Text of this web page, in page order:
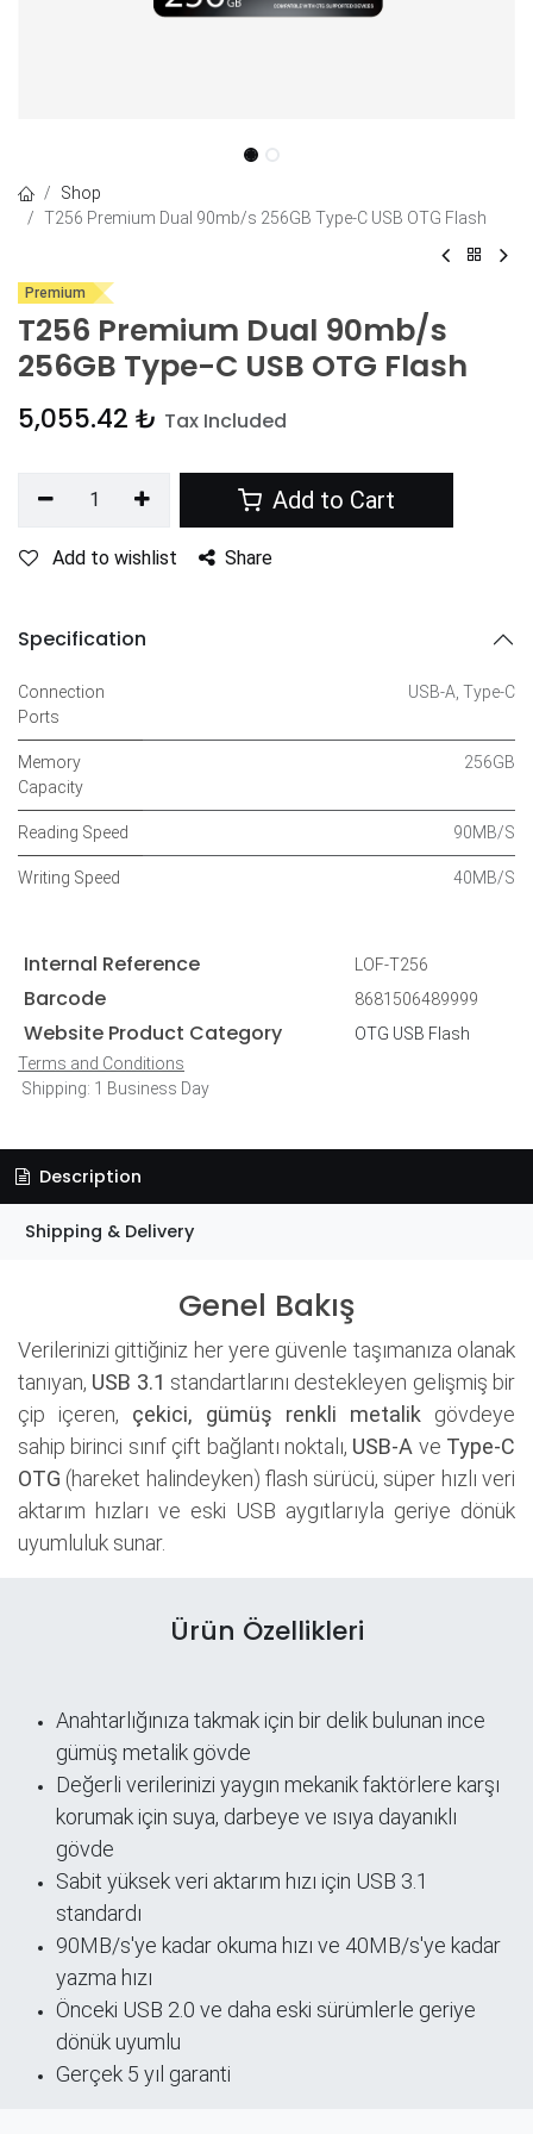
Shop
T256 Premium Dual 90mb/s 256GB Type-C USB OTG Flash
Premium
T256 Premium Dual 90mb/s
256GB Type-C USB OTG Flash
5,055.42 ₺ Tax Included
Add to Cart
Add to wishlist Share
Specification
Connection
Ports
USB-A Type-C
Memory
Capacity
256GB
Reading Speed 90MB/S
Writing Speed 40MB/S
Internal Reference LOF-T256
Barcode 8681506489999
Website Product Category
OTG USB Flash
Terms and Conditions
Shipping: 1 Business Day
Description
Shipping & Delivery
Genel Bakış
Verilerinizi gittiğiniz her yere güvenle taşımanıza olanak
tanıyan, USB 3.1 standartlarını destekleyen gelişmiş bir
çip içeren, çekici, gümüş renkli metalik gövdeye
sahip birinci sınıf çift bağlantı noktalı, USB-A ve Type-C
OTG (hareket halindeyken) flash sürücü, süper hızlı veri
aktarım hızları ve eski USB aygıtlarıyla geriye dönük
uyumluluk sunar.
Ürün Özellikleri
Anahtarlığınıza takmak için bir delik bulunan ince
gümüş metalik gövde
Değerli verilerinizi yaygın mekanik faktörlere karşı
korumak için suya, darbeye ve ısıya dayanıklı
gövde
Sabit yüksek veri aktarım hızı için USB 3.1
standardı
90MB/s'ye kadar okuma hızı ve 40MB/s'ye kadar
yazma hızı
Önceki USB 2.0 ve daha eski sürümlerle geriye
dönük uyumlu
Gerçek 5 yıl garanti